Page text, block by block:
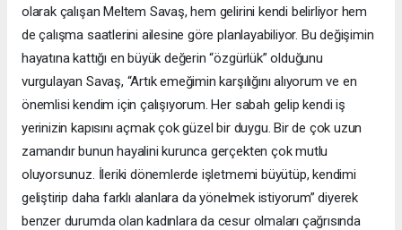
olarak çalışan Meltem Savaş, hem gelirini kendi belirliyor hem
de çalışma saatlerini ailesine göre planlayabiliyor. Bu değişimin
hayatına kattığı en büyük değerin “özgürlük” olduğunu
vurgulayan Savaş, “Artık emeğimin karşılığını alıyorum ve en
önemlisi kendim için çalışıyorum. Her sabah gelip kendi iş
yerinizin kapısını açmak çok güzel bir duygu. Bir de çok uzun
zamandır bunun hayalini kurunca gerçekten çok mutlu
oluyorsunuz. İleriki dönemlerde işletmemi büyütüp, kendimi
geliştirip daha farklı alanlara da yönelmek istiyorum” diyerek
benzer durumda olan kadınlara da cesur olmaları çağrısında